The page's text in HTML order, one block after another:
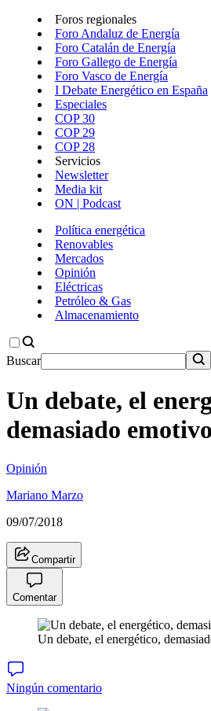
Foros regionales
Foro Andaluz de Energía
Foro Catalán de Energía
Foro Gallego de Energía
Foro Vasco de Energía
I Debate Energético en España
Especiales
COP 30
COP 29
COP 28
Servicios
Newsletter
Media kit
ON | Podcast
Política energética
Renovables
Mercados
Opinión
Eléctricas
Petróleo & Gas
Almacenamiento
Buscar
Un debate, el
demasiado emotivo
Opinión
Mariano Marzo
09/07/2018
Compartir
Comentar
Un debate, el energético,
Ningún comentario